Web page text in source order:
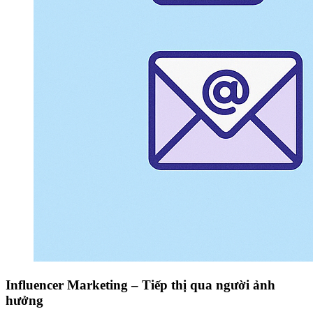
Influencer Marketing – Tiếp thị qua người ảnh
hưởng